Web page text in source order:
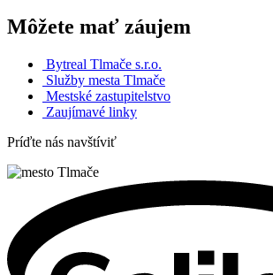
Môžete mať záujem
Bytreal Tlmače s.r.o.
Služby mesta Tlmače
Mestské zastupitelstvo
Zaujímavé linky
Príďte nás navštíviť